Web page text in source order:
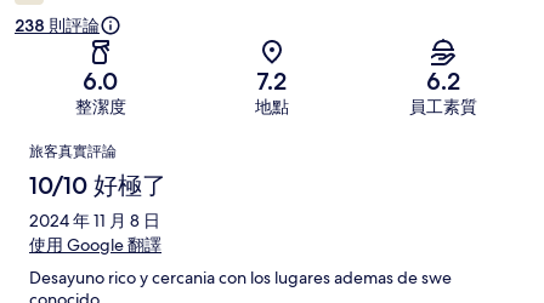
238 則評論
6.0
整潔度
7.2
地點
6.2
員工素質
評
論
旅客真實評論
10/10 好極了
2024 年 11 月 8 日
使用 Google 翻譯
Desayuno rico y cercania con los lugares ademas de swe